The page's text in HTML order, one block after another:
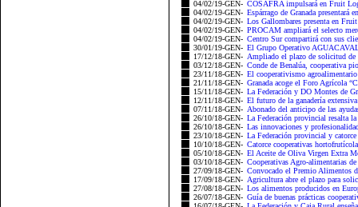
04/02/19-GEN- COSAFRA impulsará en Fruit
04/02/19-GEN- Espárrago de Granada presentará
04/02/19-GEN- Los Gallombares presenta en
04/02/19-GEN- PROCAM ampliará el selecto
04/02/19-GEN- Centro Sur compartirá con sus
30/01/19-GEN- El Grupo Operativo
17/12/18-GEN- Ampliado el plazo de solicitud de
03/12/18-GEN- Conde de Benalúa, cooperativa
23/11/18-GEN- El cooperativismo
21/11/18-GEN- Granada acoge el Foro Agrícola
15/11/18-GEN- La Federación y DO Montes de
12/11/18-GEN- El futuro de la ganadería
07/11/18-GEN- Abonado del anticipo de las
26/10/18-GEN- La Federación provincial resalta
26/10/18-GEN- Las innovaciones y
23/10/18-GEN- La Federación provincial y
10/10/18-GEN- Catorce cooperativas
05/10/18-GEN- El Aceite de Oliva Virgen Extra
03/10/18-GEN- Cooperativas Agro-alimentarias
27/09/18-GEN- Convocado el Premio Alimentos
17/09/18-GEN- Agricultura abre el plazo para
27/08/18-GEN- Los alimentos producidos en
26/07/18-GEN- Guía de buenas prácticas